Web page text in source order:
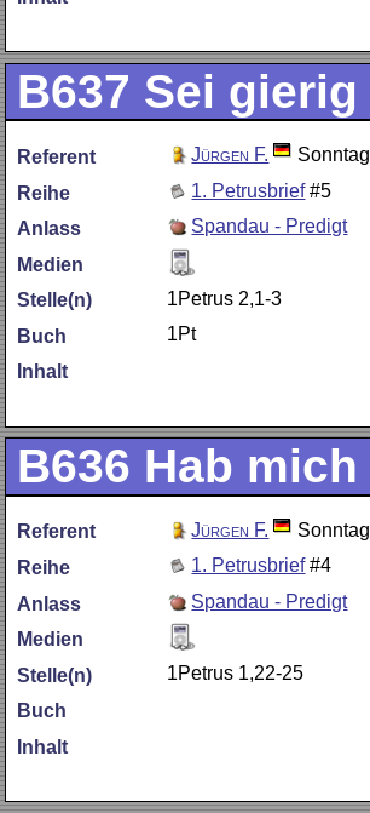
B637 Sei gierig
Referent Jürgen F.
Reihe
1. Petrusbrief#5
Anlass
Spandau - Predigt
Medien
Stelle(n)
1Petrus 2,1-3
Buch
1Pt
Inhalt
B636 Hab
Referent Jürgen F.
Reihe
1. Petrusbrief#4
Anlass
Spandau - Predigt
Medien
Stelle(n)
1Petrus 1,22-25
Buch
Inhalt